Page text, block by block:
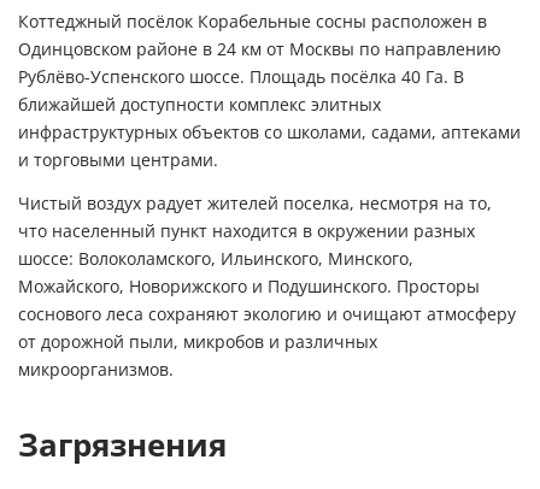
Коттеджный посёлок Корабельные сосны расположен в
Одинцовском районе в 24 км от Москвы по направлению
Рублёво-Успенского шоссе. Площадь посёлка 40 Га. В
ближайшей доступности комплекс элитных
инфраструктурных объектов со школами, садами, аптеками
и торговыми центрами.
Чистый воздух радует жителей поселка, несмотря на то,
что населенный пункт находится в окружении разных
шоссе: Волоколамского, Ильинского, Минского,
Можайского, Новорижского и Подушинского. Просторы
соснового леса сохраняют экологию и очищают атмосферу
от дорожной пыли, микробов и различных
микроорганизмов.
Загрязнения